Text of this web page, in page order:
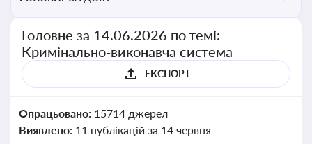
Головне за 14.06.2026 по темі:
Кримінально-виконавча система
ЕКСПОРТ
Опрацьовано: 15714 джерел
Виявлено: 11 публікацій за 14 червня